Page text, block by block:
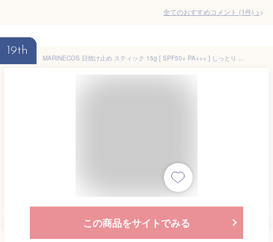
全てのおすすめコメント (1件) >
19th
MARINECOS 日焼け止め スティック 15g [ SPF50+ PA+++ ] しっとり 白浮きなし！ 水をはじく 塗りやすい UVスティック 手が汚れない フェイス ボディ ウォータープルーフ フローラルの香り マリンコス マリンコラーゲン サンブロックスティック 韓国コスメ SHINBEE
この商品をサイトでみる